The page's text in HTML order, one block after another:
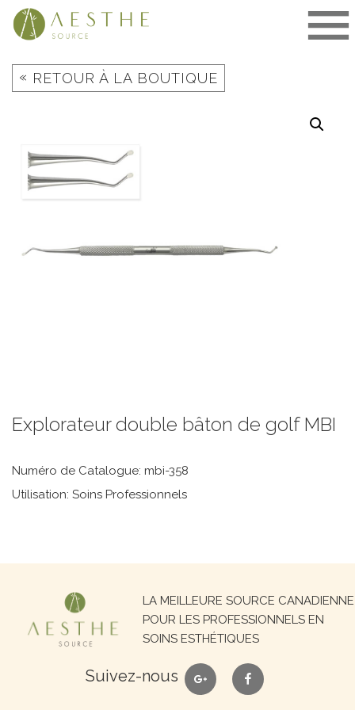
Aller
« RETOUR À LA BOUTIQUE
Explorateur double bâton de golf MBI
Numéro de Catalogue: mbi-358
Utilisation: Soins Professionnels
LA MEILLEURE SOURCE CANADIENNE
POUR LES PROFESSIONNELS EN
SOINS ESTHÉTIQUES
Suivez-nous google facebook
Recherche
pour :